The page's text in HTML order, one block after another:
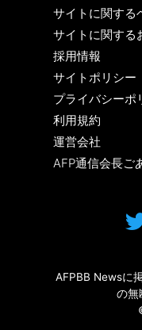
サイトに関する
サイトに関する
採用情報
サイトポリシー
プライバシーポ
利用規約
運営会社
AFP通信会長ご
AFPBB Newsに
の無